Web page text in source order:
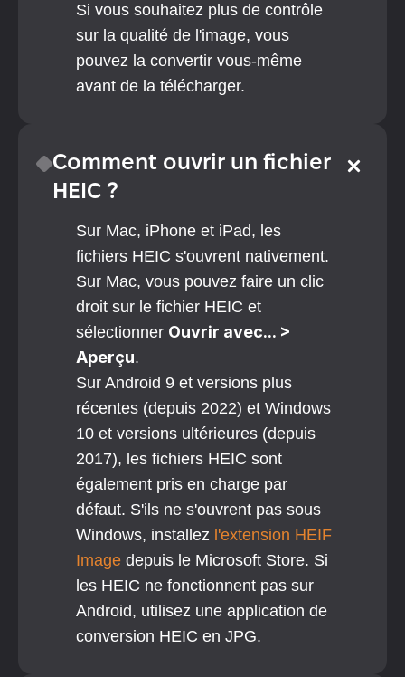
Si vous souhaitez plus de contrôle
sur la qualité de l'image, vous
pouvez la convertir vous-même
avant de la télécharger.
Comment ouvrir un fichier
HEIC ?
Sur Mac, iPhone et iPad, les
fichiers HEIC s'ouvrent nativement.
Sur Mac, vous pouvez faire un clic
droit sur le fichier HEIC et
sélectionner Ouvrir avec... >
Aperçu.
Sur Android 9 et versions plus
récentes (depuis 2022) et Windows
10 et versions ultérieures (depuis
2017), les fichiers HEIC sont
également pris en charge par
défaut. S'ils ne s'ouvrent pas sous
Windows, installez l'extension HEIF
Image depuis le Microsoft Store. Si
les HEIC ne fonctionnent pas sur
Android, utilisez une application de
conversion HEIC en JPG.